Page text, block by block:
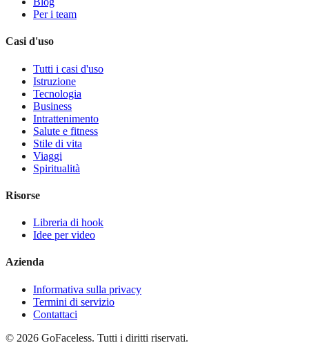
Per i team
Casi d'uso
Tutti i casi d'uso
Istruzione
Tecnologia
Business
Intrattenimento
Salute e fitness
Stile di vita
Viaggi
Spiritualità
Risorse
Libreria di hook
Idee per video
Azienda
Informativa sulla privacy
Termini di servizio
Contattaci
© 2026 GoFaceless. Tutti i diritti riservati.